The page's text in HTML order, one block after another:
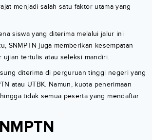
menjadi salah satu faktor utama yang
siswa yang diterima melalui jalur ini
SNMPTN juga memberikan kesempatan
ujian tertulis atau seleksi mandiri.
diterima di perguruan tinggi negeri yang
atau UTBK. Namun, kuota penerimaan
tidak semua peserta yang mendaftar